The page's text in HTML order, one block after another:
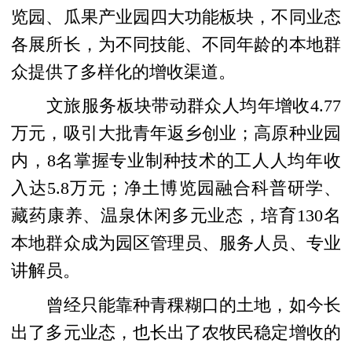
览园、瓜果产业园四大功能板块，不同业态
各展所长，为不同技能、不同年龄的本地群
众提供了多样化的增收渠道。
文旅服务板块带动群众人均年增收4.77
万元，吸引大批青年返乡创业；高原种业园
内，8名掌握专业制种技术的工人人均年收
入达5.8万元；净土博览园融合科普研学、
藏药康养、温泉休闲多元业态，培育130名
本地群众成为园区管理员、服务人员、专业
讲解员。
曾经只能靠种青稞糊口的土地，如今长
出了多元业态，也长出了农牧民稳定增收的